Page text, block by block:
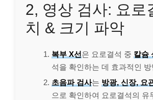
2, 영상 검사: 요로
치 & 크기 파악
복부 X선은 요로결석 중 칼슘
석을 확인하는 데 효과적인
초음파 검사는 방광, 신장, 요
으로 확인하여 요로결석의 유